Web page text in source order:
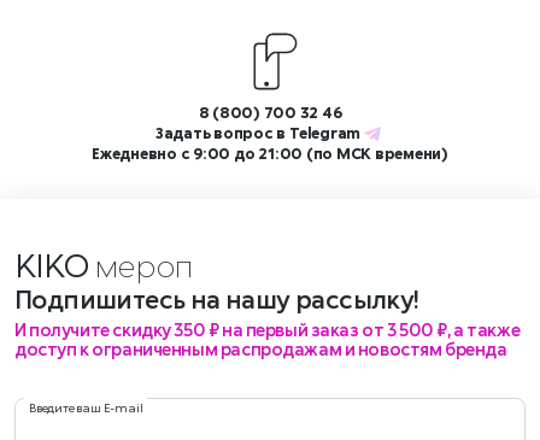
8 (800) 700 32 46
Задать вопрос в Telegram
Ежедневно с 9:00 до 21:00 (по МСК времени)
KIKO меропри
Подпишитесь на нашу рассылку!
И получите скидку 350 ₽ на первый заказ от 3 500 ₽, а также
доступ к ограниченным распродажам и новостям бренда
Введите ваш E-mail